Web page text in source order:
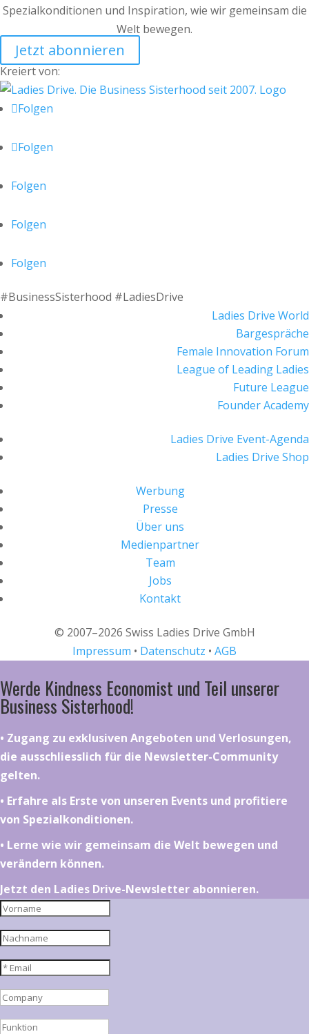
Spezialkonditionen und Inspiration, wie wir gemeinsam die
Welt bewegen.
Jetzt abonnieren
Kreiert von:
Folgen
Folgen
Folgen
Folgen
Folgen
#BusinessSisterhood #LadiesDrive
Ladies Drive World
Bargespräche
Female Innovation Forum
League of Leading Ladies
Future League
Founder Academy
Ladies Drive Event-Agenda
Ladies Drive Shop
Werbung
Presse
Über uns
Medienpartner
Team
Jobs
Kontakt
© 2007–2026 Swiss Ladies Drive GmbH
Impressum • Datenschutz • AGB
Werde Kindness Economist und Teil unserer
Business Sisterhood!
•⁠ ⁠⁠Zugang zu exklusiven Angeboten und Verlosungen,
die ausschliesslich für die Newsletter-Community
gelten.
•⁠ ⁠⁠Erfahre als Erste von unseren Events und profitiere
von Spezialkonditionen.
•⁠ ⁠⁠Lerne wie wir gemeinsam die Welt bewegen und
verändern können.
Jetzt den Ladies Drive-Newsletter abonnieren.